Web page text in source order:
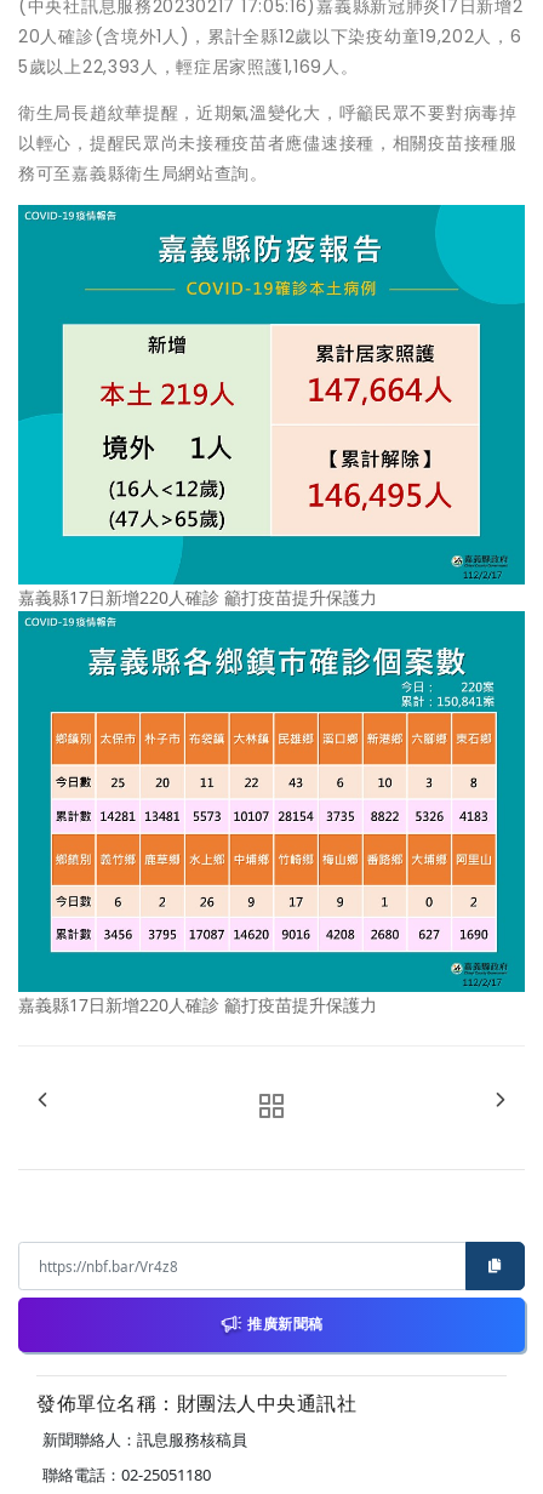
(中央社訊息服務20230217 17:05:16)嘉義縣新冠肺炎17日新增2
20人確診(含境外1人)，累計全縣12歲以下染疫幼童19,202人，6
5歲以上22,393人，輕症居家照護1,169人。
衛生局長趙紋華提醒，近期氣溫變化大，呼籲民眾不要對病毒掉
以輕心，提醒民眾尚未接種疫苗者應儘速接種，相關疫苗接種服
務可至嘉義縣衛生局網站查詢。
嘉義縣17日新增220人確診 籲打疫苗提升保護力
嘉義縣17日新增220人確診 籲打疫苗提升保護力
推廣新聞稿
發佈單位名稱：財團法人中央通訊社
新聞聯絡人：訊息服務核稿員
聯絡電話：02-25051180